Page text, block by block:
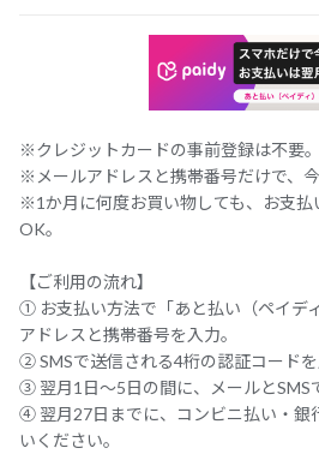
※クレジットカードの事前登録は不要。
※メールアドレスと携帯番号だけで、今
※1か月に何度お買い物しても、お支払
OK。
【ご利用の流れ】
① お支払い方法で「あと払い（ペイデ
アドレスと携帯番号を入力。
② SMSで送信される4桁の認証コードを
③ 翌月1日～5日の間に、メールとSMS
④ 翌月27日までに、コンビニ払い・銀
いください。